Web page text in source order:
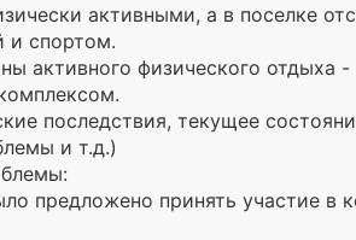
активными, а в поселке
и спортом.
активного физического отдыха
последствия, текущее
и т.д.)
предложено принять участие в